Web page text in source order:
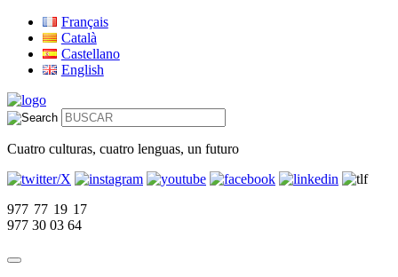
Français
Català
Castellano
English
Cuatro culturas, cuatro lenguas, un futuro
977 77 19 17
977 30 03 64